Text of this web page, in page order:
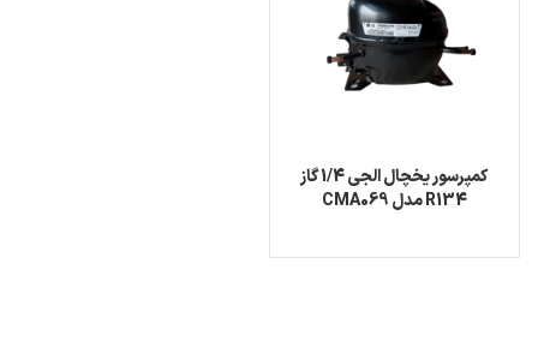
کمپرسور یخچال الجی 1/4 گاز
R134 مدل CMA069